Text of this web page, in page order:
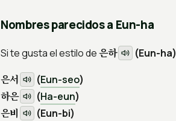
Nombres parecidos a Eun-ha
Si te gusta el estilo de은하 (Eun-ha)
은서 (Eun-seo)
하은 (Ha-eun)
은비
(Eun-bi)